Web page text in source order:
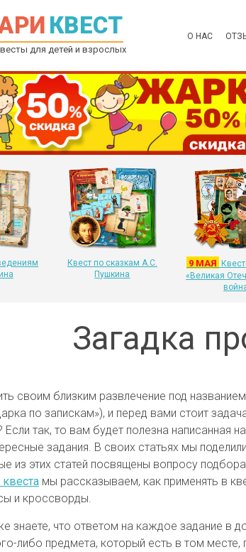
КВЕСТ
для детей и взрослых
О НАС
Квест по сказкам А.С.
Пушкина
9 МАЯ
«Великая
Загадка
своим близким развлечение под
по запискам»), и перед вами стоит
Если так, то вам будет полезна написанная
задания. В своих статьях мы
из этих статей посвящены вопросу
мы рассказываем, как применять в
и кроссворды.
знаете, что ответом на каждое задание в
либо предмета, который есть в том месте,